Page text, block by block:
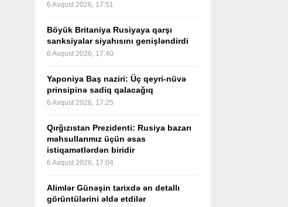
6 Avqust 2026, 17:51
Böyük Britaniya Rusiyaya qarşı
sanksiyalar siyahısını genişləndirdi
6 Avqust 2026, 17:40
Yaponiya Baş naziri: Üç qeyri-nüvə
prinsipinə sadiq qalacağıq
6 Avqust 2026, 17:25
Qırğızıstan Prezidenti: Rusiya bazarı
məhsullarımız üçün əsas
istiqamətlərdən biridir
6 Avqust 2026, 17:04
Alimlər Günəşin tarixdə ən detallı
görüntülərini əldə etdilər